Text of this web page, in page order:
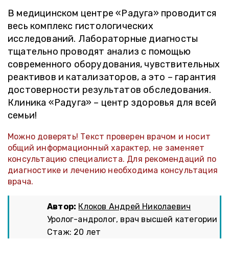
В медицинском центре «Радуга» проводится
весь комплекс гистологических
исследований. Лабораторные диагносты
тщательно проводят анализ с помощью
современного оборудования, чувствительных
реактивов и катализаторов, а это – гарантия
достоверности результатов обследования.
Клиника «Радуга» – центр здоровья для всей
семьи!
Можно доверять! Текст проверен врачом и носит
общий информационный характер, не заменяет
консультацию специалиста. Для рекомендаций по
диагностике и лечению необходима консультация
врача.
Автор: Клоков Андрей Николаевич
Уролог-андролог, врач высшей категории
Стаж: 20 лет